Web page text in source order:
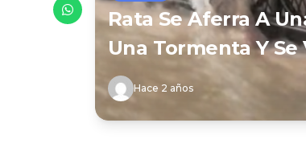
Rata Se Aferra A
Una Tormenta Y
Hace 2 años